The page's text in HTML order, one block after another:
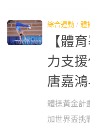
綜合運動 / 體
【體
力支
唐嘉
體操黃金計
加世界盃挑